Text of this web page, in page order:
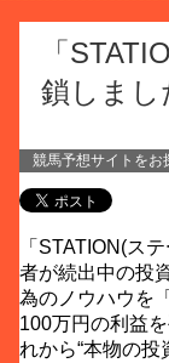
「
鎖しまし
競馬予想サイトをお
「STATION(ス
者が続出中の投
為のノウハウを
100万円の利益
れから“本物の投